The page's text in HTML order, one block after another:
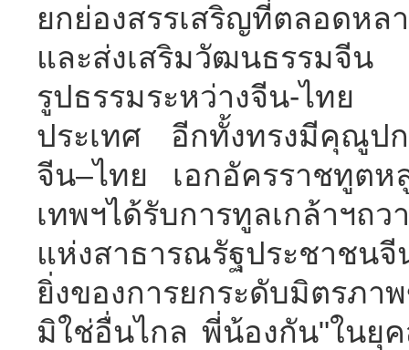
ยกย่องสรรเสริญที่ตลอดห
และส่งเสริมวัฒนธรรมจีน
รูปธรรมระหว่างจีน-ไทย
ประเทศ อีกทั้งทรงมีคุณูปก
จีน–ไทย เอกอัครราชทูต
เทพฯได้รับการทูลเกล้าฯถ
แห่งสาธารณรัฐประชาชน
ยิ่งของการยกระดับมิตรภ
มิใช่อื่นไกล พี่น้องกัน"ในยุ